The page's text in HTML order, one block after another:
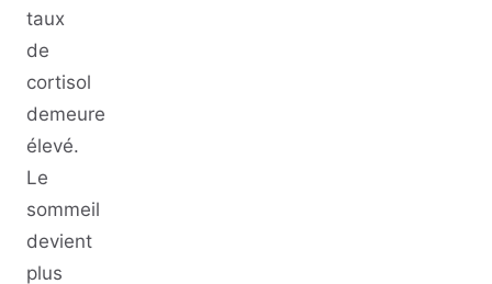
taux
de
cortisol
demeure
élevé.
Le
sommeil
devient
plus